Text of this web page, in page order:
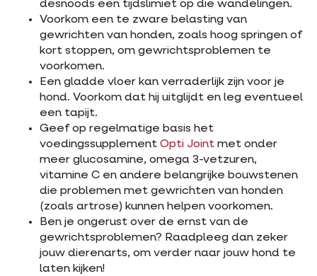
desnoods een tijdslimiet op die wandelingen.
Voorkom een te zware belasting van
gewrichten van honden, zoals hoog springen of
kort stoppen, om gewrichtsproblemen te
voorkomen.
Een gladde vloer kan verraderlijk zijn voor je
hond. Voorkom dat hij uitglijdt en leg eventueel
een tapijt.
Geef op regelmatige basis het
voedingssupplement Opti Joint met onder
meer glucosamine, omega 3-vetzuren,
vitamine C en andere belangrijke bouwstenen
die problemen met gewrichten van honden
(zoals artrose) kunnen helpen voorkomen.
Ben je ongerust over de ernst van de
gewrichtsproblemen? Raadpleeg dan zeker
jouw dierenarts, om verder naar jouw hond te
laten kijken!